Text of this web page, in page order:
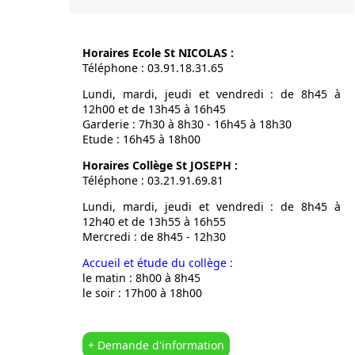
Horaires Ecole St NICOLAS :
Téléphone : 03.91.18.31.65
Lundi, mardi, jeudi et vendredi : de 8h45 à
12h00 et de 13h45 à 16h45
Garderie : 7h30 à 8h30 - 16h45 à 18h30
Etude : 16h45 à 18h00
Horaires Collège St JOSEPH :
Téléphone : 03.21.91.69.81
Lundi, mardi, jeudi et vendredi : de 8h45 à
12h40 et de 13h55 à 16h55
Mercredi : de 8h45 - 12h30
Accueil et étude du collège :
le matin : 8h00 à 8h45
le soir : 17h00 à 18h00
+ Demande d'information